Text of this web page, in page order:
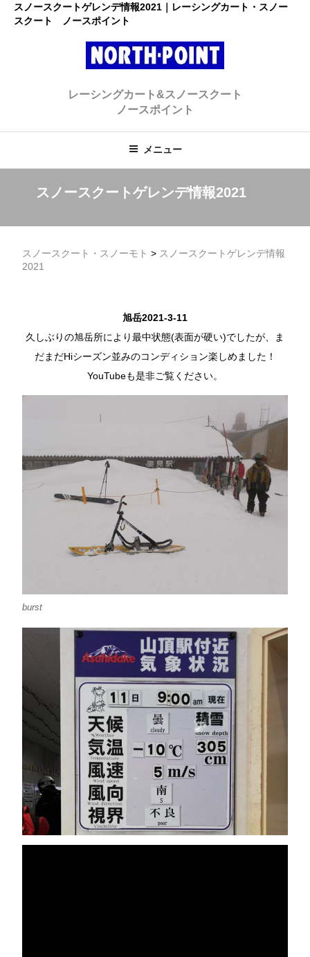
スノースクートゲレンデ情報2021｜レーシングカート・スノー
スクート ノースポイント
ト ノースポイント
レーシングカート&スノースクート
ノースポイント
メニュー
スノースクートゲレンデ情報2021
スノースクート・スノーモト > スノースクートゲレンデ情報
2021
旭岳2021-3-11
久しぶりの旭岳所により最中状態(表面が硬い)でしたが、ま
だまだHiシーズン並みのコンディション楽しめました！
YouTubeも是非ご覧ください。
burst